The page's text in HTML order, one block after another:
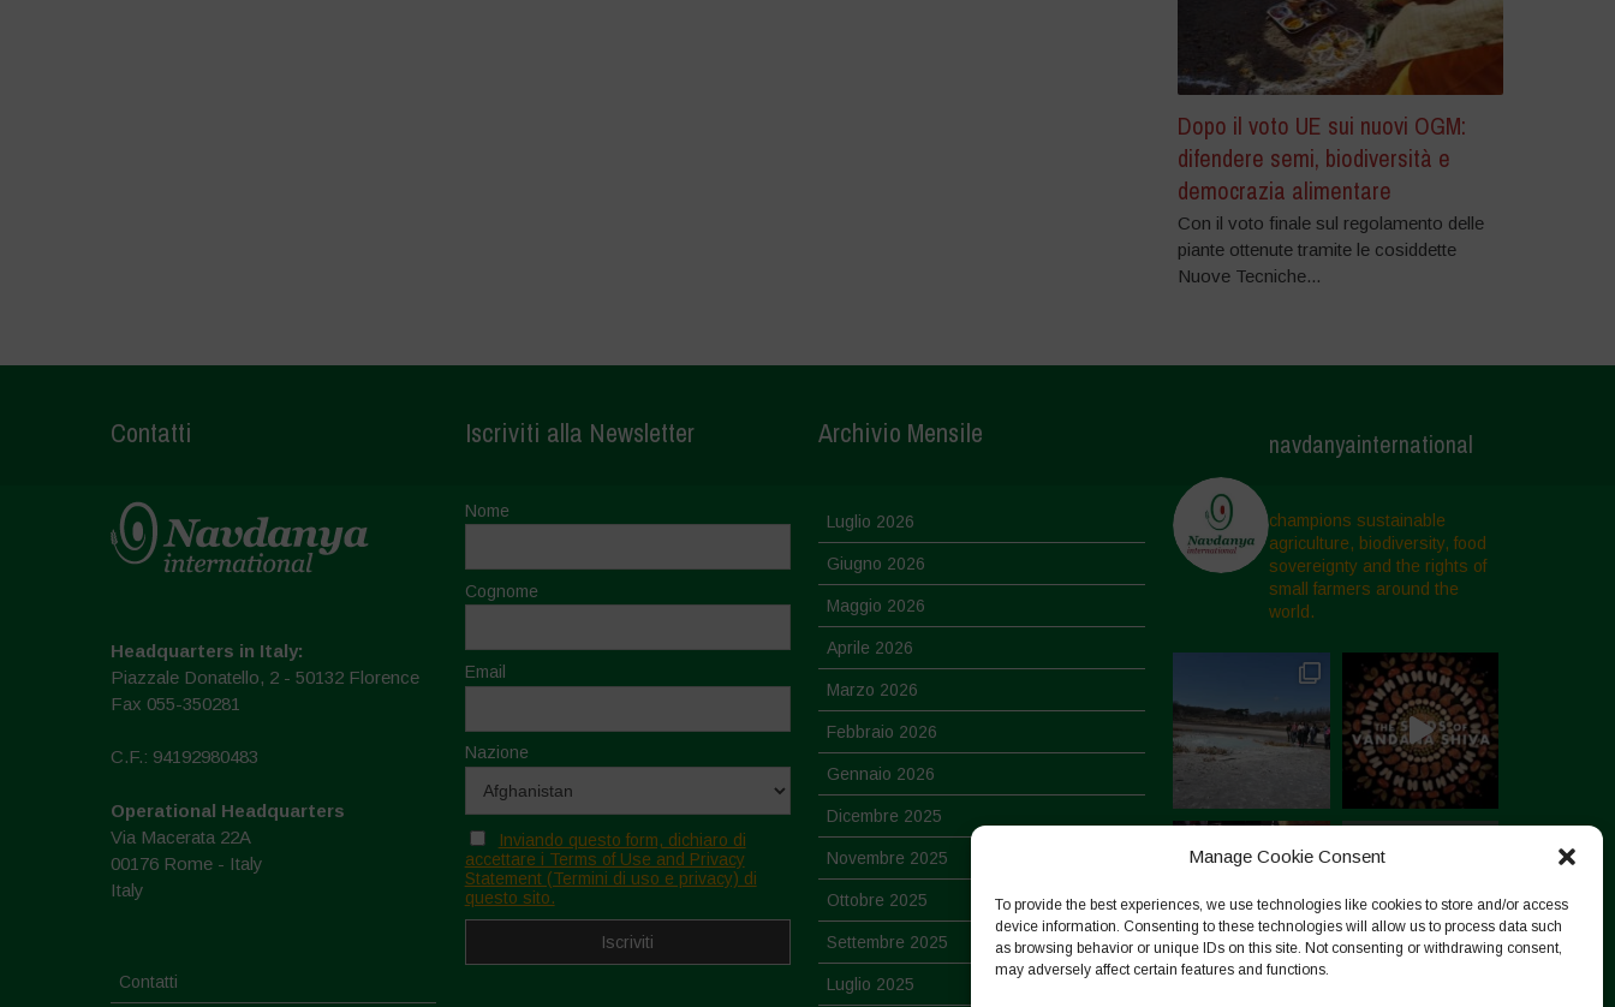
Manage Cookie Consent
To provide the best experiences, we use technologies like cookies to store and/or access
device information. Consenting to these technologies will allow us to process data such
as browsing behavior or unique IDs on this site. Not consenting or withdrawing consent,
may adversely affect certain features and functions.
Dopo il voto UE sui nuovi OGM:
difendere semi, biodiversità e
democrazia alimentare
Con il voto finale sul regolamento delle
piante ottenute tramite le cosiddette
Nuove Tecniche...
Contatti
Headquarters in Italy:
Piazzale Donatello, 2 - 50132 Florence
Fax 055-350281
C.F.: 94192980483
Operational Headquarters
Via Macerata 22A
00176 Rome - Italy
Italy
Contatti
Iscriviti alla Newsletter
Nome
Cognome
Email
Nazione
Inviando questo form, dichiaro di
accettare i Terms of Use and Privacy
Statement (Termini di uso e privacy) di
questo sito.
Archivio Mensile
Luglio 2026
Giugno 2026
Maggio 2026
Aprile 2026
Marzo 2026
Febbraio 2026
Gennaio 2026
Dicembre 2025
Novembre 2025
Ottobre 2025
Settembre 2025
Luglio 2025
navdanyainternational
champions sustainable
agriculture, biodiversity, food
sovereignty and the rights of
small farmers around the
world.